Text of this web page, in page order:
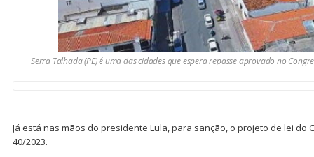
Serra Talhada (PE) é uma das cidades que espera repasse aprovado no
Já está nas mãos do presidente Lula, para sanção, o projeto de lei do
40/2023.